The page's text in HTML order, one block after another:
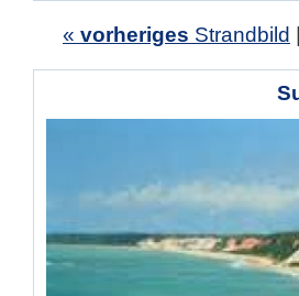
« vorheriges Strandbild